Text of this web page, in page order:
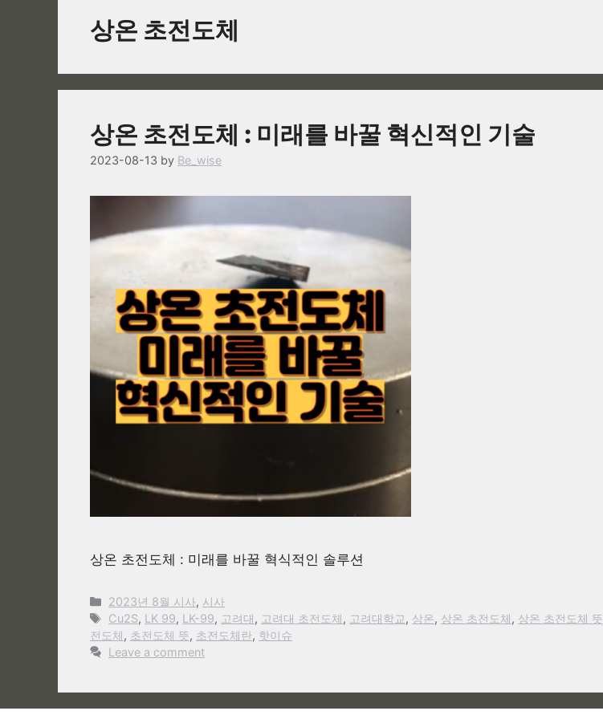
상온 초전도체
상온 초전도체 : 미래를 바꿀 혁신적인 기술
2023-08-13 by Be_wise
상온 초전도체 : 미래를 바꿀 혁식적인 솔루션
Categories
2023년 8월 시사, 시사
Tags
Cu2S, LK 99, LK-99, 고려대, 고려대 초전도체, 고려대학교, 상온, 상온 초전도체, 상온 초전도체 뜻
전도체, 초전도체 뜻, 초전도체란, 핫이슈
Leave a comment